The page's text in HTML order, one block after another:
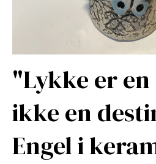
"Lykke er en
ikke en
Engel i